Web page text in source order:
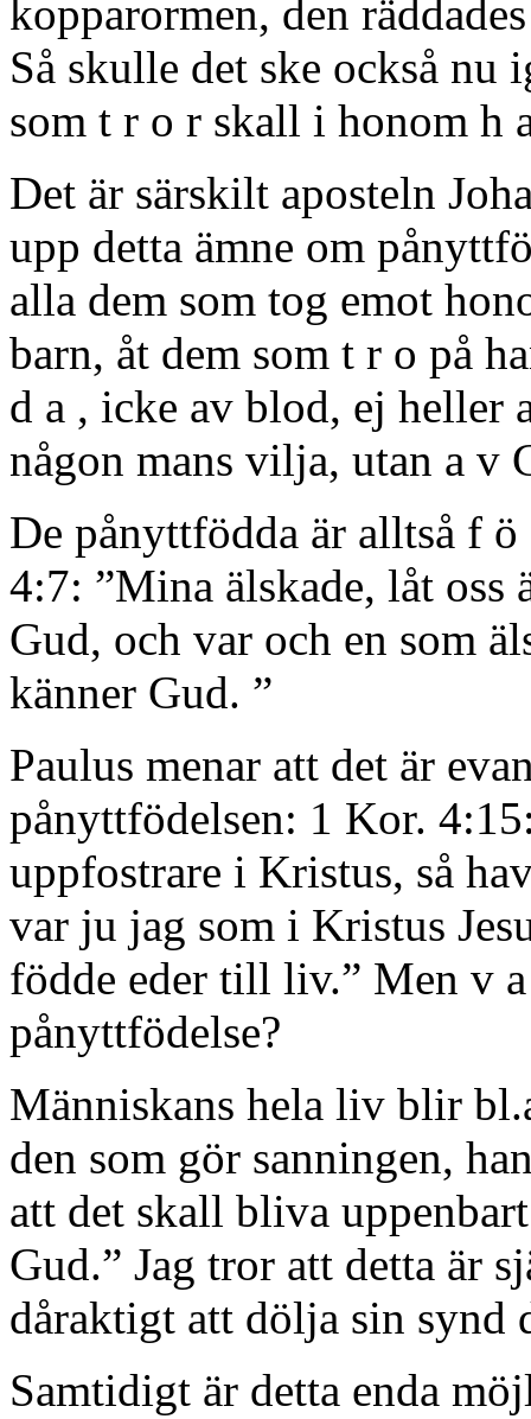
kopparormen, den
Så skulle det ske också nu
som t r o r skall i honom h
Det är särskilt aposteln
upp detta ämne om
alla dem som tog emot
barn, åt dem som t r o på
d a , icke av blod, ej
någon mans vilja, utan a v
De pånyttfödda är alltså f
4:7: ”Mina älskade, låt oss
Gud, och var och en som
känner Gud. ”
Paulus menar att det är
pånyttfödelsen: 1 Kor.
uppfostrare i Kristus, så
var ju jag som i Kristus
födde eder till liv.” Men v
pånyttfödelse?
Människans hela liv blir
den som gör sanningen,
att det skall bliva
Gud.” Jag tror att detta är
dåraktigt att dölja sin synd
Samtidigt är detta enda